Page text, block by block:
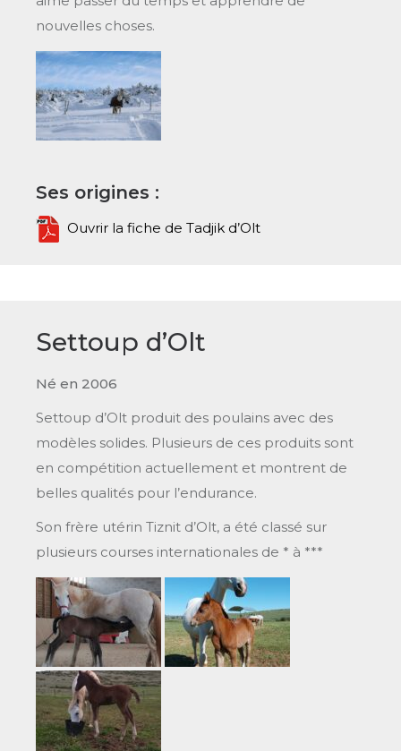
nouvelles choses.
Ses origines :
Ouvrir la fiche de Tadjik d’Olt
Settoup d’Olt
Né en 2006
Settoup d’Olt produit des poulains avec des
modèles solides. Plusieurs de ces produits sont
en compétition actuellement et montrent de
belles qualités pour l’endurance.
Son frère utérin Tiznit d’Olt, a été classé sur
plusieurs courses internationales de * à ***